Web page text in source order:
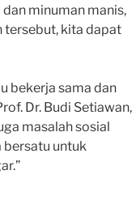
minuman manis,
tersebut, kita dapat
bekerja sama dan
Dr. Budi Setiawan,
masalah sosial
bersatu untuk